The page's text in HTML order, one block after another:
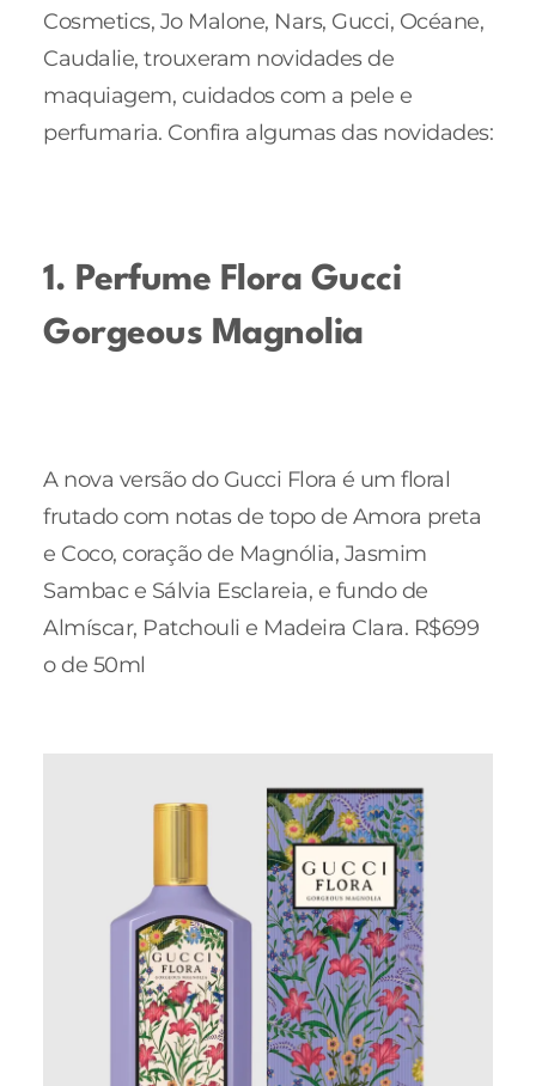
Cosmetics, Jo Malone, Nars, Gucci, Océane,
Caudalie, trouxeram novidades de
maquiagem, cuidados com a pele e
perfumaria. Confira algumas das novidades:
1. Perfume Flora Gucci
Gorgeous Magnolia
A nova versão do Gucci Flora é um floral
frutado com notas de topo de Amora preta
e Coco, coração de Magnólia, Jasmim
Sambac e Sálvia Esclareia, e fundo de
Almíscar, Patchouli e Madeira Clara. R$699
o de 50ml